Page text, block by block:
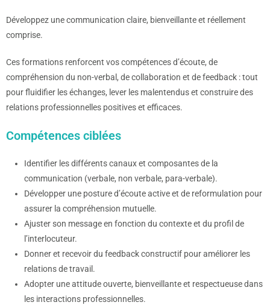
Développez une communication claire, bienveillante et réellement
comprise.
Ces formations renforcent vos compétences d’écoute, de
compréhension du non-verbal, de collaboration et de feedback : tout
pour fluidifier les échanges, lever les malentendus et construire des
relations professionnelles positives et efficaces.
Compétences ciblées
Identifier les différents canaux et composantes de la
communication (verbale, non verbale, para-verbale).
Développer une posture d’écoute active et de reformulation pour
assurer la compréhension mutuelle.
Ajuster son message en fonction du contexte et du profil de
l’interlocuteur.
Donner et recevoir du feedback constructif pour améliorer les
relations de travail.
Adopter une attitude ouverte, bienveillante et respectueuse dans
les interactions professionnelles.